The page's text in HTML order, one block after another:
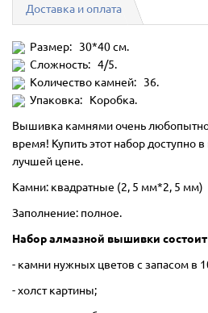
Доставка и оплата
Размер: 30*40 см.
Сложность: 4/5.
Количество камней: 36.
Упаковка: Коробка.
Вышивка камнями очень
время! Купить этот набор доступно
лучшей цене.
Камни: квадратные (2, 5 мм*2, 5 мм)
Заполнение: полное.
Набор алмазной вышивки состоит
- камни нужных цветов с запасом в
- холст картины;